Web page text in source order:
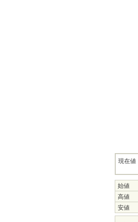
現在値
始値
高値
安値